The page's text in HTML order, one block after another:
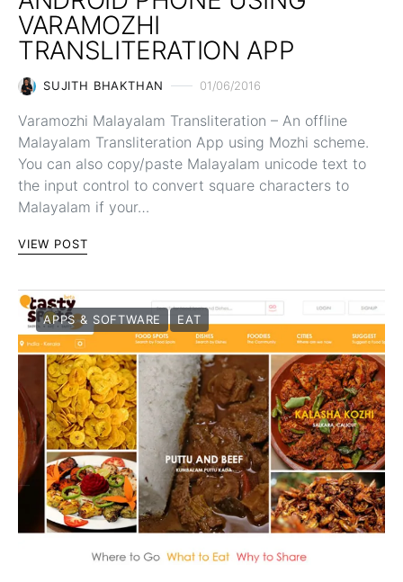
VARAMOZHI
TRANSLITERATION APP
SUJITH BHAKTHAN 01/06/2016
Varamozhi Malayalam Transliteration – An offline
Malayalam Transliteration App using Mozhi scheme.
You can also copy/paste Malayalam unicode text to
the input control to convert square characters to
Malayalam if your…
VIEW POST
APPS & SOFTWARE EAT